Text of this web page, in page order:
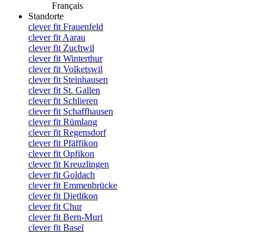
Français
Standorte
clever fit Frauenfeld
clever fit Aarau
clever fit Zuchwil
clever fit Winterthur
clever fit Volketswil
clever fit Steinhausen
clever fit St. Gallen
clever fit Schlieren
clever fit Schaffhausen
clever fit Rümlang
clever fit Regensdorf
clever fit Pfäffikon
clever fit Opfikon
clever fit Kreuzlingen
clever fit Goldach
clever fit Emmenbrücke
clever fit Dietlikon
clever fit Chur
clever fit Bern-Muri
clever fit Basel